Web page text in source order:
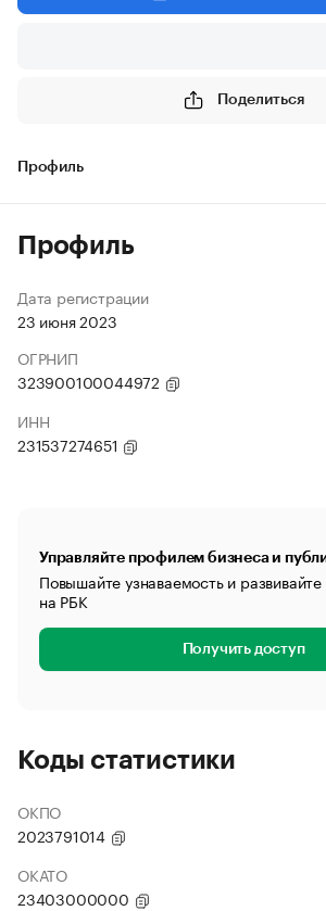
Поделиться
Профиль
Профиль
Дата регистрации
23 июня 2023
ОГРНИП
323900100044972
ИНН
231537274651
Управляйте профилем бизнеса и
Повышайте узнаваемость и
на РБК
Получить доступ
Коды статистики
ОКПО
2023791014
ОКАТО
23403000000